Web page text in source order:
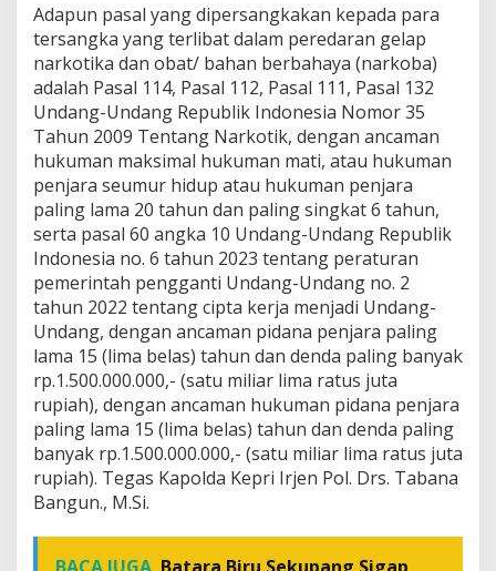
Adapun pasal yang dipersangkakan kepada para
tersangka yang terlibat dalam peredaran gelap
narkotika dan obat/ bahan berbahaya (narkoba)
adalah Pasal 114, Pasal 112, Pasal 111, Pasal 132
Undang-Undang Republik Indonesia Nomor 35
Tahun 2009 Tentang Narkotik, dengan ancaman
hukuman maksimal hukuman mati, atau hukuman
penjara seumur hidup atau hukuman penjara
paling lama 20 tahun dan paling singkat 6 tahun,
serta pasal 60 angka 10 Undang-Undang Republik
Indonesia no. 6 tahun 2023 tentang peraturan
pemerintah pengganti Undang-Undang no. 2
tahun 2022 tentang cipta kerja menjadi Undang-
Undang, dengan ancaman pidana penjara paling
lama 15 (lima belas) tahun dan denda paling banyak
rp.1.500.000.000,- (satu miliar lima ratus juta
rupiah), dengan ancaman hukuman pidana penjara
paling lama 15 (lima belas) tahun dan denda paling
banyak rp.1.500.000.000,- (satu miliar lima ratus juta
rupiah). Tegas Kapolda Kepri Irjen Pol. Drs. Tabana
Bangun., M.Si.